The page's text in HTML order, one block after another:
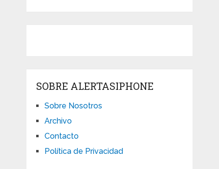
SOBRE ALERTASIPHONE
Sobre Nosotros
Archivo
Contacto
Política de Privacidad